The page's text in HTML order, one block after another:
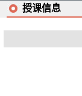
授课信息